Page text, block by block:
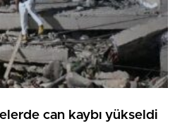
can kaybı yükseldi